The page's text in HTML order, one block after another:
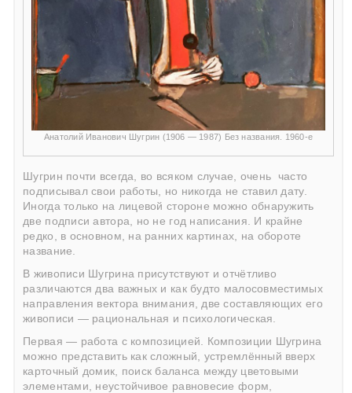
Анатолий Иванович Шугрин (1906 — 1987) Без названия. 1960-е
Шугрин почти всегда, во всяком случае, очень
часто
подписывал свои работы, но никогда не ставил дату.
Иногда только на лицевой стороне можно обнаружить
две подписи автора, но не год написания. И крайне
редко, в основном, на ранних картинах, на обороте
название.
В живописи Шугрина присутствуют и отчётливо
различаются два важных и как будто малосовместимых
направления вектора внимания, две составляющих его
живописи — рациональная и психологическая.
Первая — работа с композицией. Композиции Шугрина
можно представить как сложный, устремлённый вверх
карточный домик, поиск баланса между цветовыми
элементами, неустойчивое равновесие форм,